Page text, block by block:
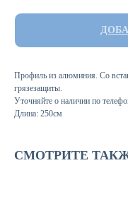
Профиль из алюминия. Cо
грязезащиты.
Уточняйте о наличии по
Длина: 250см
СМОТРИТЕ